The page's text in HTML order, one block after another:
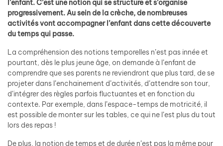
l’enfant. C’est une notion qui se structure et s’organise
progressivement. Au sein de la crèche, de nombreuses
activités vont accompagner l’enfant dans cette découverte
du temps qui passe.
La compréhension des notions temporelles n’est pas innée et
pourtant, dès le plus jeune âge, on demande à l’enfant de
comprendre que ses parents ne reviendront que plus tard, de se
projeter dans l’enchainement d’activités, d’attendre son tour,
d’intégrer des règles parfois fluctuantes et en fonction du
contexte. Par exemple, dans l’espace-temps de motricité, il
est possible de monter sur les tables, ce qui ne l’est plus du tout
lors des repas !
De plus, la notion de temps et de durée n’est pas la même pour